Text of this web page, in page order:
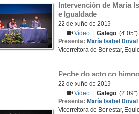
Intervención de María
e Igualdade
22 de xuño de 2019
Vídeo
|Galego (4'
Presenta: María Isabel Doval
Vicerreitora de Benestar,
Peche do acto co
22 de xuño de 2019
Vídeo
|Galego (2'
Presenta: María Isabel Doval
Vicerreitora de Benestar,